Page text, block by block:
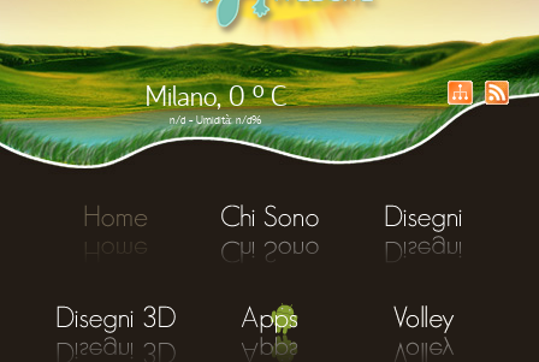
Milano, 0 ° C
n/d - Umidità: n/d%